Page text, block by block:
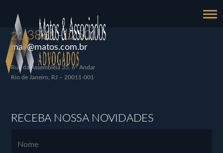
213861-1250
mail@matos.com.br
Rua da Assembléia 35, 6º Andar
Rio de Janeiro, RJ – 20011-001
RECEBA NOSSA NOVIDADES